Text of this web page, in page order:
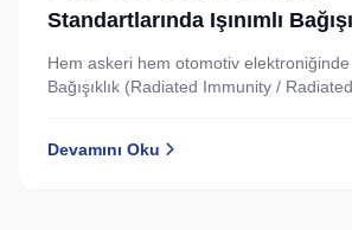
Standartlarında Işınımlı
3000 W Güç Yükselteci ile
Yüksek Alan Kapasitesi
Hem askeri hem otomotiv elektroniğinde
Bağışıklık (Radiated Immunity /
Devamını Oku